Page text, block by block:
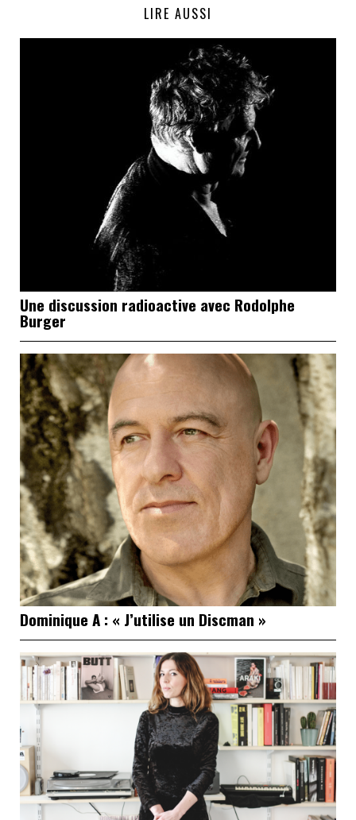
LIRE AUSSI
Une discussion radioactive avec Rodolphe
Burger
Dominique A : « J’utilise un Discman »